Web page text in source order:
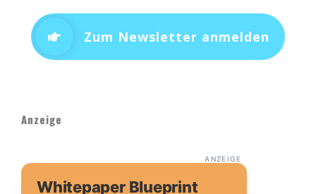
Zum Newsletter anmelden
Anzeige